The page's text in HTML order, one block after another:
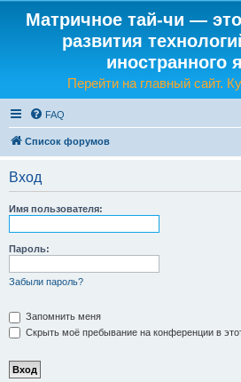
Матричное тай-чи —
развития
иностранного
Перейти на главный сайт.
FAQ
Список форумов
Вход
Имя пользователя:
Пароль:
Забыли пароль?
Запомнить меня
Скрыть моё пребывание на конференции в